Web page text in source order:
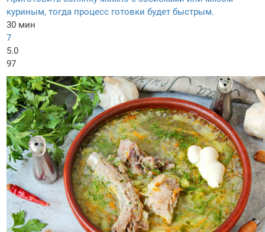
куриным, тогда процесс готовки будет быстрым.
30 мин
7
5.0
97